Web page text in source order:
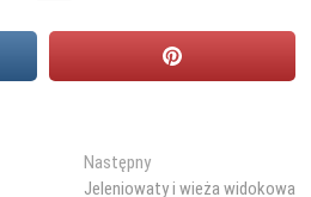
NastępnyNastępny
wpis:
Jeleniowaty i wieża widokowa